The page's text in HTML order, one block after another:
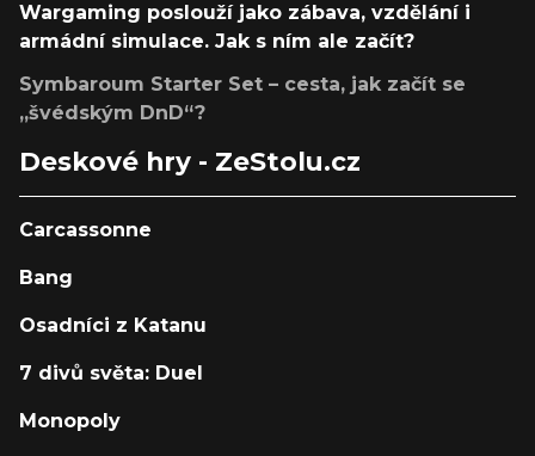
Wargaming poslouží jako zábava, vzdělání i
armádní simulace. Jak s ním ale začít?
Symbaroum Starter Set – cesta, jak začít se
„švédským DnD“?
Deskové hry - ZeStolu.cz
Carcassonne
Bang
Osadníci z Katanu
7 divů světa: Duel
Monopoly